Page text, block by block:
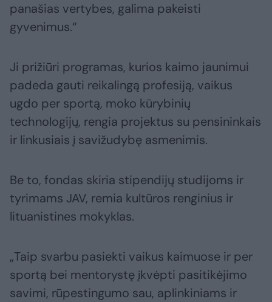
panašias vertybes, galima pakeisti
gyvenimus.“
Ji prižiūri programas, kurios kaimo jaunimui
padeda gauti reikalingą profesiją, vaikus
ugdo per sportą, moko kūrybinių
technologijų, rengia projektus su pensininkais
ir linkusiais į savižudybę asmenimis.
Be to, fondas skiria stipendijų studijoms ir
tyrimams JAV, remia kultūros renginius ir
lituanistines mokyklas.
„Taip svarbu pasiekti vaikus kaimuose ir per
sportą bei mentorystę įkvėpti pasitikėjimo
savimi, rūpestingumo sau, aplinkiniams ir